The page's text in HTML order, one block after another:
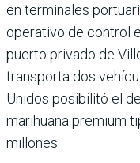
en terminales
operativo de control
puerto privado de
transporta dos
Unidos posibilitó el
marihuana premium
millones.